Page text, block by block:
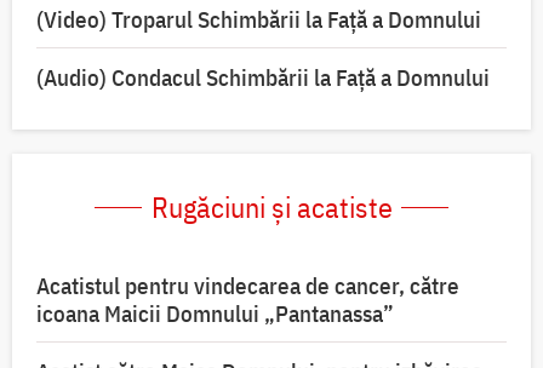
(Video) Troparul Schimbării la Față a Domnului
(Audio) Condacul Schimbării la Față a Domnului
Rugăciuni și acatiste
Acatistul pentru vindecarea de cancer, către
icoana Maicii Domnului „Pantanassa”